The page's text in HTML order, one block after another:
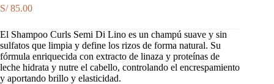
S/85.00
El Shampoo Curls Semi Di Lino es un champú suave y sin
sulfatos que limpia y define los rizos de forma natural. Su
fórmula enriquecida con extracto de linaza y proteínas de
leche hidrata y nutre el cabello, controlando el encrespamiento
y aportando brillo y elasticidad.